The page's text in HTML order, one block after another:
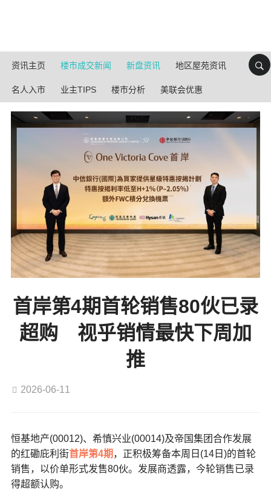
资讯主页 楼市成交新闻 新盘资讯 地区屋苑资讯
名人入市 业主TIPS 楼市分析 美联会优惠
首岸第4期首轮销售80伙已录
超购 视乎销情最快下周加
推
2026-06-11
恒基地产(00012)、希慎兴业(00014)及帝国集团合作发展
的红磡庇利街首岸第4期 ，正积极筹备本周日(14日)的首轮
销售，以价单形式发售80伙。发展商透露，今轮销售已录
得超额认购。